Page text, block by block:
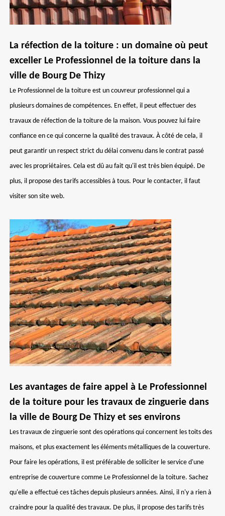
La réfection de la toiture : un domaine où peut
exceller Le Professionnel de la toiture dans la
ville de Bourg De Thizy
Le Professionnel de la toiture est un couvreur professionnel qui a
plusieurs domaines de compétences. En effet, il peut effectuer des
travaux de réfection de la toiture de la maison. Vous pouvez lui faire
confiance en ce qui concerne la qualité des travaux. À côté de cela, il
peut garantir un respect strict du délai convenu dans le contrat passé
avec les propriétaires. Cela est dû au fait qu'il est très bien équipé. De
plus, il propose des tarifs accessibles à tous. Pour le contacter, il faut
visiter son site web.
Les avantages de faire appel à Le Professionnel
de la toiture pour les travaux de zinguerie dans
la ville de Bourg De Thizy et ses environs
Les travaux de zinguerie sont des opérations qui concernent les toits des
maisons, et plus exactement les éléments métalliques de la couverture.
Pour faire les opérations, il est préférable de solliciter le service d'une
entreprise de couverture comme Le Professionnel de la toiture. Sachez
qu'elle a effectué ces tâches depuis plusieurs années. Ainsi, il n'y a rien à
craindre pour la qualité des travaux. De plus, il propose des tarifs très